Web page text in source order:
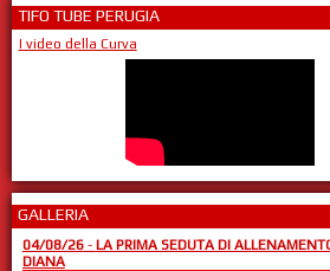
TIFO TUBE PERUGIA
I video della Curva
GALLERIA
04/08/26- LA PRIMA SEDUTA DI
DIANA